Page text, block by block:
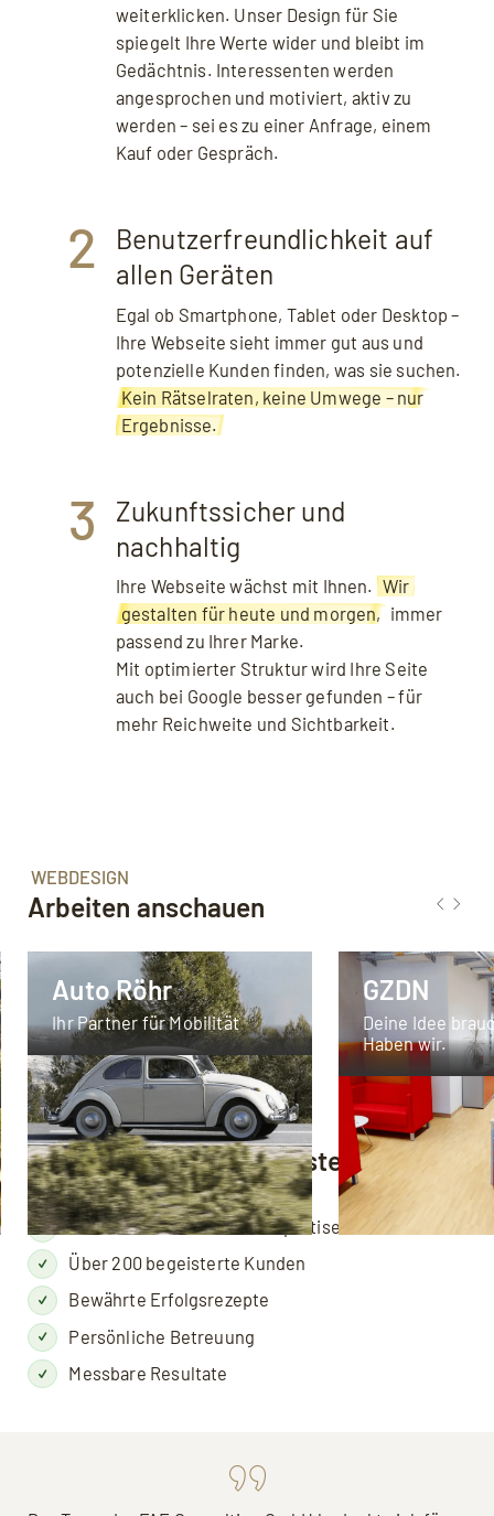
weiterklicken. Unser Design für Sie
spiegelt Ihre Werte wider und bleibt im
Gedächtnis. Interessenten werden
angesprochen und motiviert, aktiv zu
werden – sei es zu einer Anfrage, einem
Kauf oder Gespräch.
2
Benutzerfreundlichkeit auf
allen Geräten
Egal ob Smartphone, Tablet oder Desktop –
Ihre Webseite sieht immer gut aus und
potenzielle Kunden finden, was sie suchen.
Kein Rätselraten, keine Umwege – nur
Ergebnisse.
3
Zukunftssicher und
nachhaltig
Ihre Webseite wächst mit Ihnen. Wir
gestalten für heute und morgen, immer
passend zu Ihrer Marke.
Mit optimierter Struktur wird Ihre Seite
auch bei Google besser gefunden – für
mehr Reichweite und Sichtbarkeit.
WEBDESIGN
Arbeiten anschauen
Auto Röhr
Ihr Partner für Mobilität
GZDN
Deine Idee
Haben wir.
Ihr digitaler Erfolg in besten Händen
Echte Menschen, echte Expertise
Über 200 begeisterte Kunden
Bewährte Erfolgsrezepte
Persönliche Betreuung
Messbare Resultate